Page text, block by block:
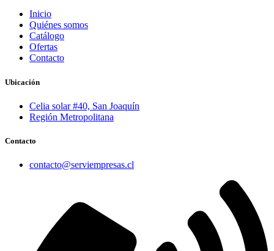
Inicio
Quiénes somos
Catálogo
Ofertas
Contacto
Ubicación
Celia solar #40, San Joaquín
Región Metropolitana
Contacto
contacto@serviempresas.cl